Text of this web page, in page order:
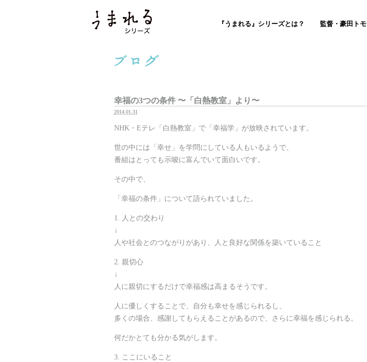
『うまれる』シリーズとは？ 監督・豪田トモ
幸福の3つの条件 〜「白熱教室」より〜
2014.01.31
NHK・Eテレ「白熱教室」で「幸福学」が放映されています。
世の中には「幸せ」を学問にしている人もいるようで、
番組はとっても示唆に富んでいて面白いです。
その中で、
「幸福の条件」について語られていました。
1. 人との交わり
↓
人や社会とのつながりがあり、人と良好な関係を築いていること
2. 親切心
↓
人に親切にするだけで幸福感は高まるそうです。
人に優しくすることで、自分も幸せを感じられるし、
多くの場合、感謝してもらえることがあるので、さらに幸福を感じられる。
何だかとても分かる気がします。
3. ここにいること